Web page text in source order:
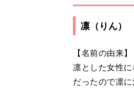
凛（りん）
【名前の由来】
凛とした女性
だったので凛に